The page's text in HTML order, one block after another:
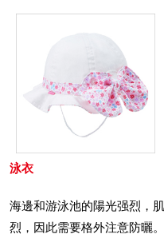
泳衣
海邊和游泳池的陽光强烈，
烈，因此需要格外注意防曬